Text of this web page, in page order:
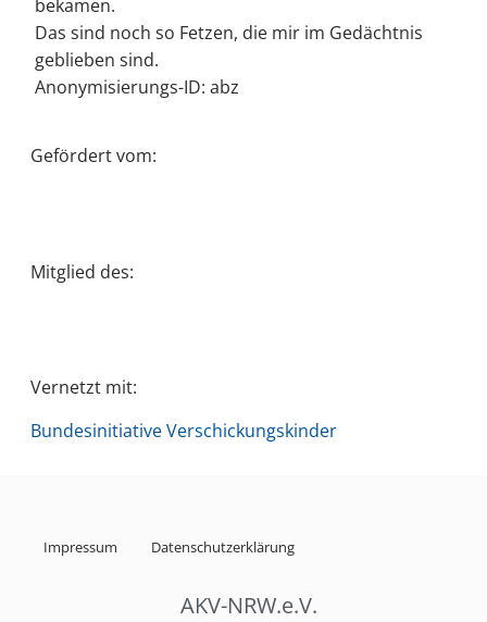
bekamen.
Das sind noch so Fetzen, die mir im Gedächtnis
geblieben sind.
Anonymisierungs-ID: abz
Gefördert vom:
Mitglied des:
Vernetzt mit:
Bundesinitiative Verschickungskinder
Impressum Datenschutzerklärung
AKV-NRW.e.V.